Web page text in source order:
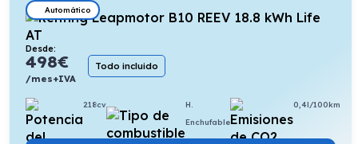
Automático
Desde:
498€
/mes+IVA
Todo incluido
218cv
H.
Enchufable
0,4l/100km